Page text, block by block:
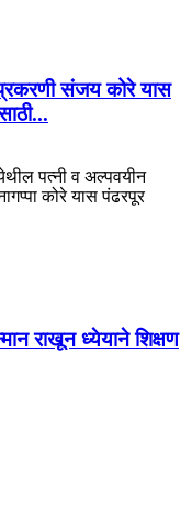
संजय कोरे यास
पत्नी व अल्पवयीन
कोरे यास पंढरपूर
राखून ध्येयाने शिक्षण